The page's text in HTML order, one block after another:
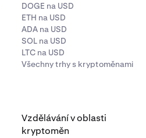
DOGE na USD
ETH na USD
ADA na USD
SOL na USD
LTC na USD
Všechny trhy s kryptoměnami
Vzdělávání v oblasti
kryptoměn